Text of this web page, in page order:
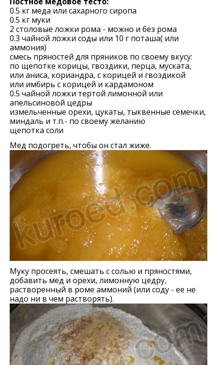
0.5 кг меда или сахарного сиропа
0.5 кг муки
2 столовые ложки рома - можно и без рома
0.3 чайной ложки соды или 10 г поташа( или
аммония)
смесь пряностей для пряников по своему вкусу:
по щепотке корицы, гвоздики, перца, муската,
или аниса, кориандра, с корицей и гвоздикой
или имбирь с корицей и кардамоном
0.5 чайной ложки тертой лимонной или
апельсиновой цедры
измельченные орехи, цукаты, тыквенные семечки,
миндаль и т.п.- по своему желанию
щепотка соли
Мед подогреть, чтобы он стал жиже.
Муку просеять, смешать с солью и пряностями,
добавить мед и орехи, лимонную цедру,
растворенный в роме аммоний (или соду - ее не
надо ни в чем растворять).